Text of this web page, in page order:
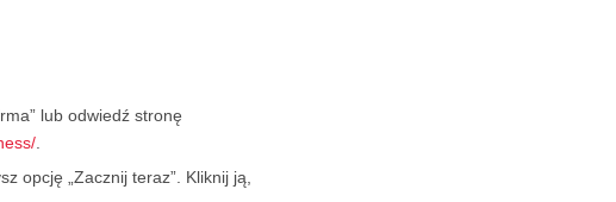
lub odwiedź stronę
.
opcję „Zacznij teraz”. Kliknij ją,